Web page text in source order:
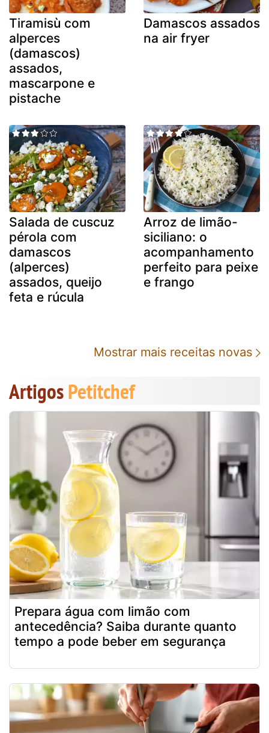
Tiramisù com
alperces
(damascos)
assados,
mascarpone e
pistache
Damascos assados
na air fryer
Salada de cuscuz
pérola com
damascos
(alperces)
assados, queijo
feta e rúcula
Arroz de limão-
siciliano: o
acompanhamento
perfeito para peixe
e frango
Mostrar mais receitas novas
ArtigosPetitchef
Prepara água com limão com
antecedência? Saiba durante quanto
tempo a pode beber em segurança